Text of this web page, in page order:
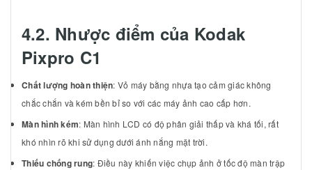
4.2. Nhược điểm của Kodak
Pixpro C1
Chất lượng hoàn thiện: Vỏ máy bằng nhựa tạo cảm giác không
chắc chắn và kém bền bỉ so với các máy ảnh cao cấp hơn.
Màn hình kém: Màn hình LCD có độ phân giải thấp và khá tối, rất
khó nhìn rõ khi sử dụng dưới ánh nắng mặt trời.
Thiếu chống rung: Điều này khiến việc chụp ảnh ở tốc độ màn trập